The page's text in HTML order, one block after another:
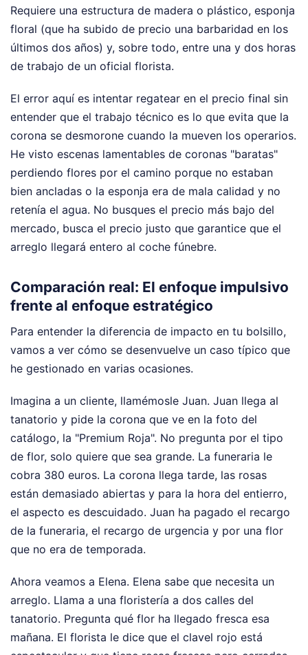
Requiere una estructura de madera o plástico, esponja
floral (que ha subido de precio una barbaridad en los
últimos dos años) y, sobre todo, entre una y dos horas
de trabajo de un oficial florista.
El error aquí es intentar regatear en el precio final sin
entender que el trabajo técnico es lo que evita que la
corona se desmorone cuando la mueven los operarios.
He visto escenas lamentables de coronas "baratas"
perdiendo flores por el camino porque no estaban
bien ancladas o la esponja era de mala calidad y no
retenía el agua. No busques el precio más bajo del
mercado, busca el precio justo que garantice que el
arreglo llegará entero al coche fúnebre.
Comparación real: El enfoque impulsivo
frente al enfoque estratégico
Para entender la diferencia de impacto en tu bolsillo,
vamos a ver cómo se desenvuelve un caso típico que
he gestionado en varias ocasiones.
Imagina a un cliente, llamémosle Juan. Juan llega al
tanatorio y pide la corona que ve en la foto del
catálogo, la "Premium Roja". No pregunta por el tipo
de flor, solo quiere que sea grande. La funeraria le
cobra 380 euros. La corona llega tarde, las rosas
están demasiado abiertas y para la hora del entierro,
el aspecto es descuidado. Juan ha pagado el recargo
de la funeraria, el recargo de urgencia y por una flor
que no era de temporada.
Ahora veamos a Elena. Elena sabe que necesita un
arreglo. Llama a una floristería a dos calles del
tanatorio. Pregunta qué flor ha llegado fresca esa
mañana. El florista le dice que el clavel rojo está